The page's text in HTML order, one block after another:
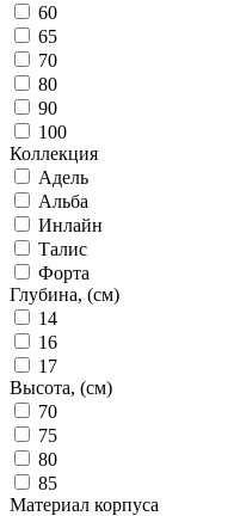
60
65
70
80
90
100
Коллекция
Адель
Альба
Инлайн
Талис
Форта
Глубина, (см)
14
16
17
Высота, (см)
70
75
80
85
Материал корпуса